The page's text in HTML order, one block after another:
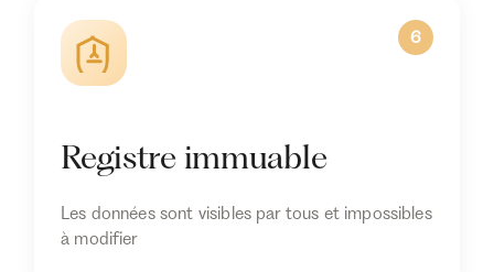
6
Registre immuable
Les données sont visibles par tous et impossibles
à modifier